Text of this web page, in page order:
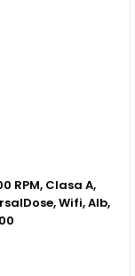
RPM, Clasa A,
Wifi, Alb,